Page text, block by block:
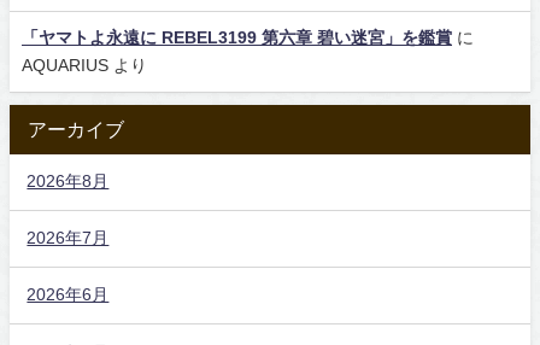
「ヤマトよ永遠に REBEL3199 第六章 碧い迷宮」を鑑賞 に
AQUARIUS より
アーカイブ
2026年8月
2026年7月
2026年6月